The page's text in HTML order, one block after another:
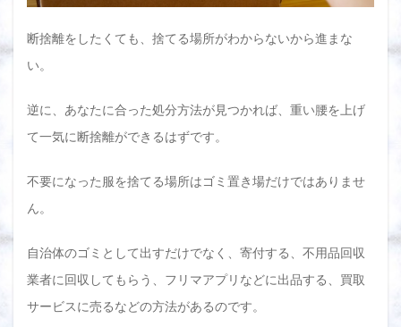
ップ
に売
⑧ 出
取に
もら
う
配買
売る
2.10
断捨離をしたくても、捨てる場所がわからないから進まな
い。
逆に、あなたに合った処分方法が見つかれば、重い腰を上げ
て一気に断捨離ができるはずです。
不要になった服を捨てる場所はゴミ置き場だけではありませ
ん。
自治体のゴミとして出すだけでなく、寄付する、不用品回収
業者に回収してもらう、フリマアプリなどに出品する、買取
サービスに売るなどの方法があるのです。